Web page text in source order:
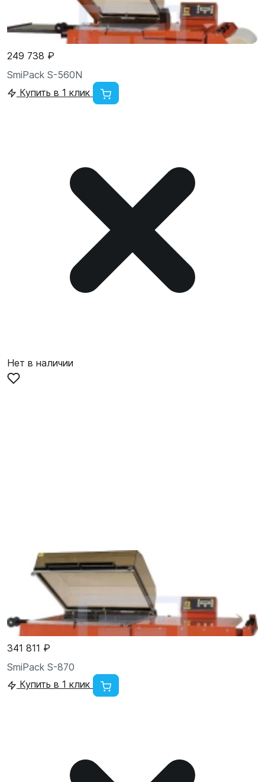
249 738 ₽
SmiPack S-560N
Купить в 1 клик
Нет в наличии
341 811 ₽
SmiPack S-870
Купить в 1 клик